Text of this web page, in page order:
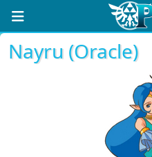
Nayru (Oracle)